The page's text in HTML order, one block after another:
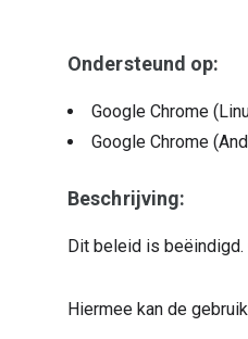
Ondersteund op:
Google Chrome
Google Chrome
Beschrijving:
Dit beleid is beëindigd.
Hiermee kan de